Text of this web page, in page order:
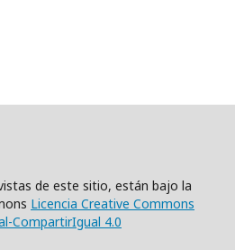
de este sitio, están bajo la
Licencia Creative Commons
CompartirIgual 4.0